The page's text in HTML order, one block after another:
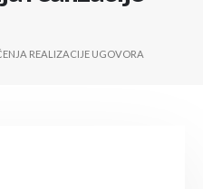
REALIZACIJE UGOVORA